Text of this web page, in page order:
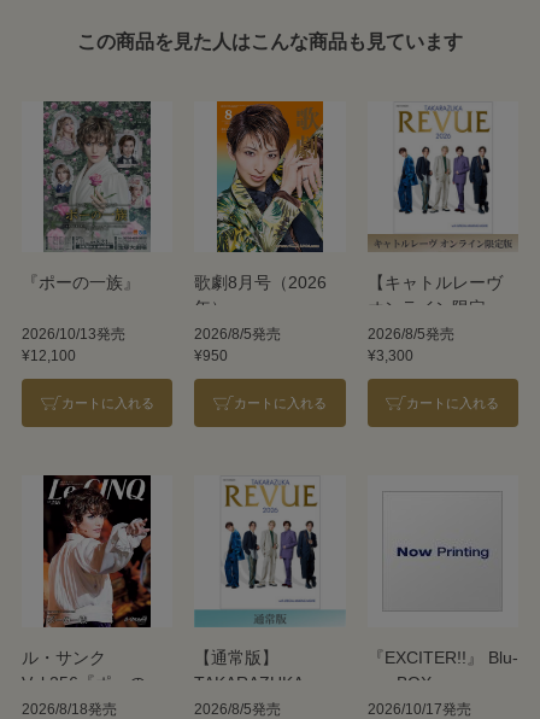
この商品を見た人はこんな商品も見ています
『ポーの一族』
2026/10/13発売
¥12,100
カートに入れる
歌劇8月号（2026
年）
2026/8/5発売
¥950
カートに入れる
【キャトルレーヴ
オンライン限定
版】TAKARAZUKA
REVUE 2026
2026/8/5発売
¥3,300
カートに入れる
ル・サンク
Vol.256『ポーの一
族』＜雪組＞
2026/8/18発売
【通常版】
TAKARAZUKA
REVUE 2026
2026/8/5発売
『EXCITER!!』 Blu-
ray BOX
2026/10/17発売